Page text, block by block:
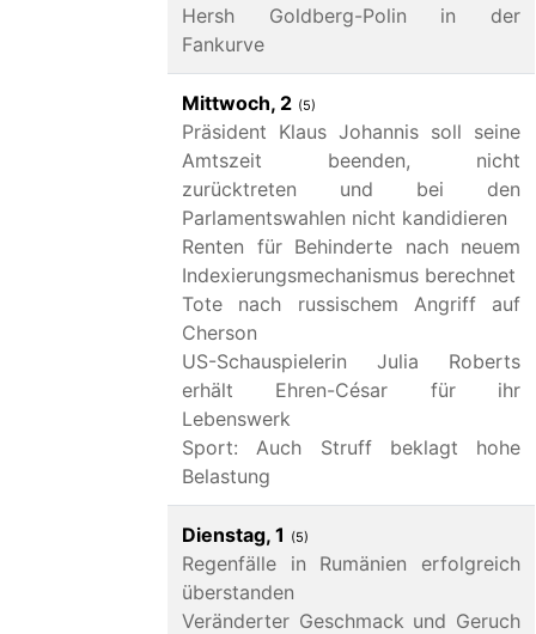
Hersh Goldberg-Polin in der
Fankurve
Mittwoch, 2 (5)
Präsident Klaus Johannis soll seine
Amtszeit beenden, nicht
zurücktreten und bei den
Parlamentswahlen nicht kandidieren
Renten für Behinderte nach neuem
Indexierungsmechanismus berechnet
Tote nach russischem Angriff auf
Cherson
US-Schauspielerin Julia Roberts
erhält Ehren-César für ihr
Lebenswerk
Sport: Auch Struff beklagt hohe
Belastung
Dienstag, 1 (5)
Regenfälle in Rumänien erfolgreich
überstanden
Veränderter Geschmack und Geruch